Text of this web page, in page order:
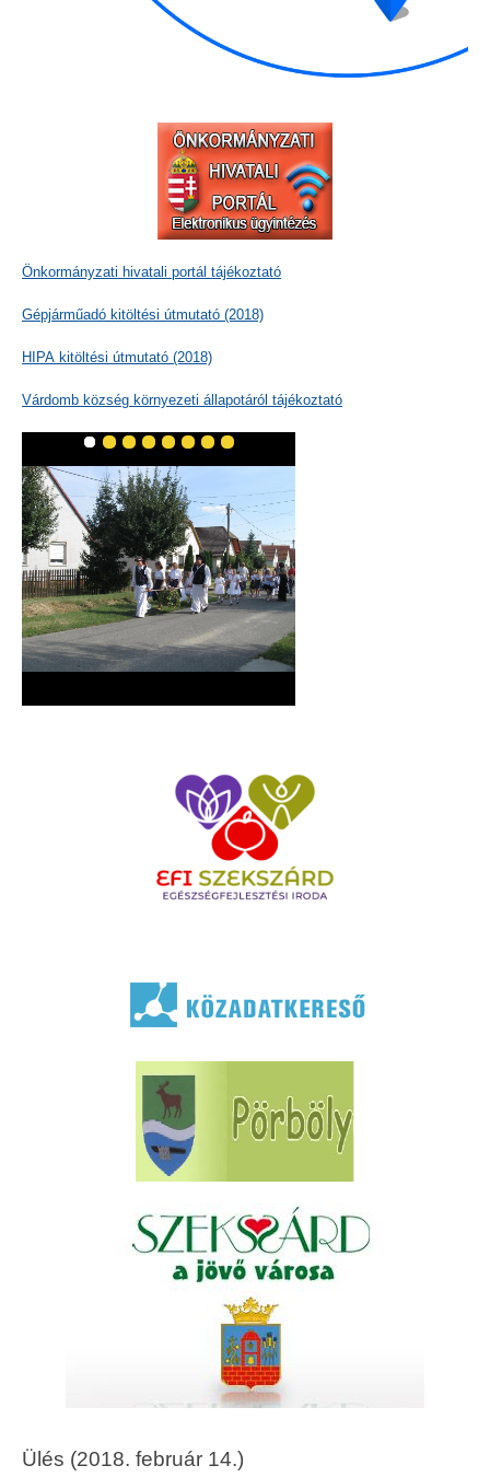
Önkormányzati hivatali portál tájékoztató
Gépjárműadó kitöltési útmutató (2018)
HIPA kitöltési útmutató (2018)
Várdomb község környezeti állapotáról tájékoztató
Ülés (2018. február 14.)